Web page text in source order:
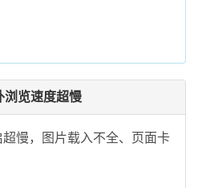
浏览速度超慢
慢，图片载入不全、页面卡